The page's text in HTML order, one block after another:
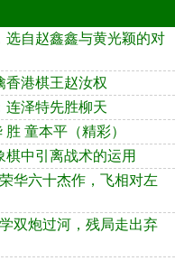
选自赵鑫鑫与黄光颖的对
香港棋王赵汝权
连泽特先胜柳天
童本平（精彩）
中引离战术的运用
华六十杰作，飞相对左
双炮过河，残局走出弃